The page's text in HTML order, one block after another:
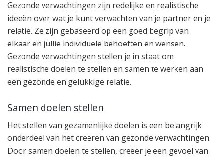
Gezonde verwachtingen zijn redelijke en realistische
ideeën over wat je kunt verwachten van je partner en je
relatie. Ze zijn gebaseerd op een goed begrip van
elkaar en jullie individuele behoeften en wensen.
Gezonde verwachtingen stellen je in staat om
realistische doelen te stellen en samen te werken aan
een gezonde en gelukkige relatie.
Samen doelen stellen
Het stellen van gezamenlijke doelen is een belangrijk
onderdeel van het creëren van gezonde verwachtingen.
Door samen doelen te stellen, creëer je een gevoel van